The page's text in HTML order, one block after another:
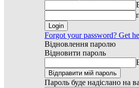
Forgot your password? Get
Відновлення паролю
Відновити пароль
Пароль буде надіслано на